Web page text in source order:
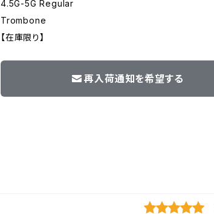
4.5G-5G Regular
Trombone
【在庫限り】
再入荷通知を希望する